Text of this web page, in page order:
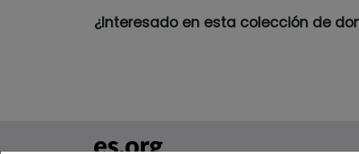
¿Interesado en esta colección de